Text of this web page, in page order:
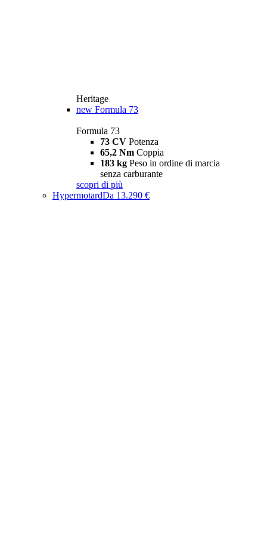
Heritage
new Formula 73
Formula 73
73 CV Potenza
65,2 Nm Coppia
183 kg Peso in ordine di marcia
senza carburante
scopri di più
HypermotardDa 13.290 €